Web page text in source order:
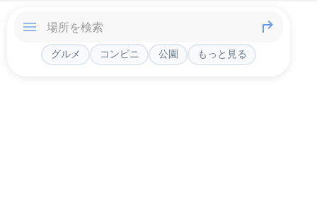
グルメ コンビニ 公園 もっと見る